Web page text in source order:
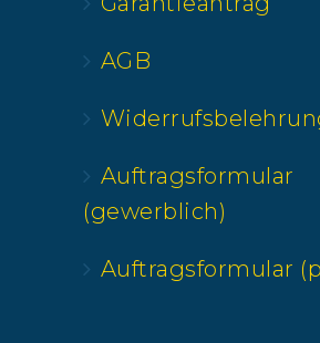
AGB
Auftragsformular
(gewerblich)
Auftragsformular